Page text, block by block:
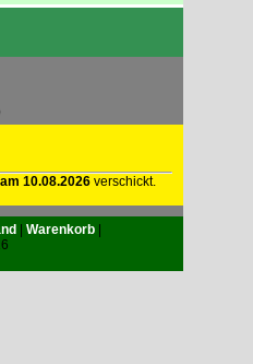
am 10.08.2026 verschickt.
| Warenkorb |